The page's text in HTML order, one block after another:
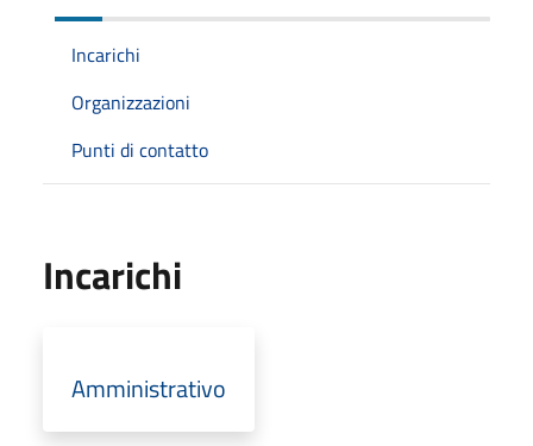
Incarichi
Organizzazioni
Punti di contatto
Incarichi
Amministrativo